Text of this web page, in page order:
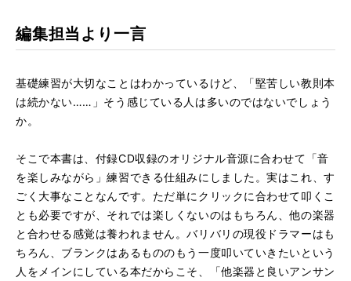
編集担当より一言
基礎練習が大切なことはわかっているけど、「堅苦しい教則本
は続かない……」そう感じている人は多いのではないでしょう
か。
そこで本書は、付録CD収録のオリジナル音源に合わせて「音
を楽しみながら」練習できる仕組みにしました。実はこれ、す
ごく大事なことなんです。ただ単にクリックに合わせて叩くこ
とも必要ですが、それでは楽しくないのはもちろん、他の楽器
と合わせる感覚は養われません。バリバリの現役ドラマーはも
ちろん、ブランクはあるもののもう一度叩いていきたいという
人をメインにしている本だからこそ、「他楽器と良いアンサン